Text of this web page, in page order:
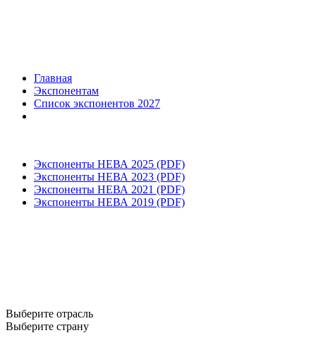
Главная
Экспонентам
Список экспонентов 2027
Экспоненты НЕВА 2025 (PDF)
Экспоненты НЕВА 2023 (PDF)
Экспоненты НЕВА 2021 (PDF)
Экспоненты НЕВА 2019 (PDF)
Выберите отрасль
Выберите страну